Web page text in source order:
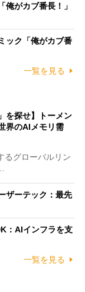
がカブ番長！」
ック「俺がカブ番
一覧を見る
を探せ】トーメン
界のAIメモリ需
るグローバルリン
ザーテック：最先
：AIインフラを支
一覧を見る